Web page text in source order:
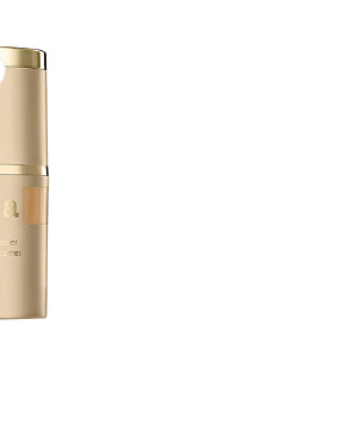
FOND DE TEINT ET ANTI-CERNES STAY ALL